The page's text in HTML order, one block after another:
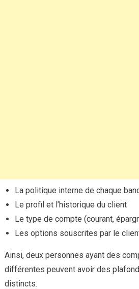
La politique interne de chaque
Le profil et l’historique du client
Le type de compte (courant,
Les options souscrites par le
Ainsi, deux personnes ayant des
différentes peuvent avoir des
distincts.